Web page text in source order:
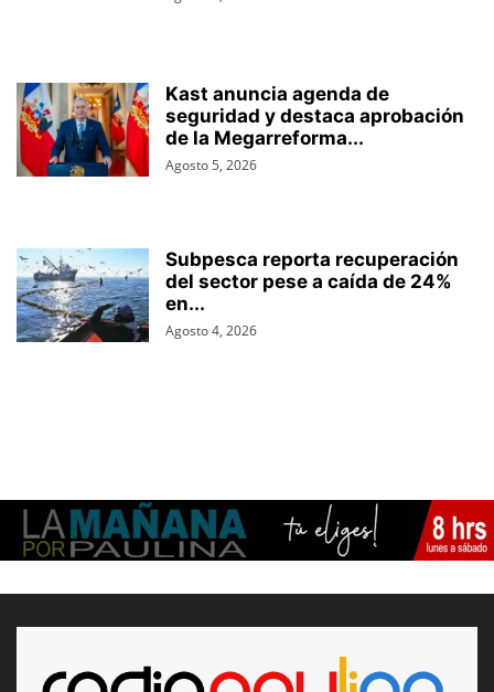
Kast anuncia agenda de
seguridad y destaca aprobación
de la Megarreforma...
Agosto 5, 2026
Subpesca reporta recuperación
del sector pese a caída de 24%
en...
Agosto 4, 2026